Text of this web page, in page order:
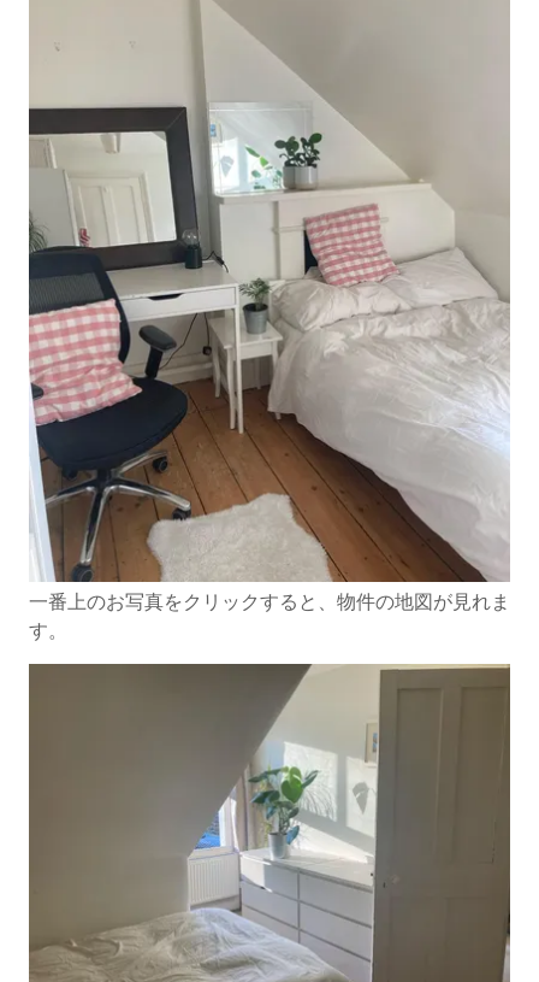
一番上のお写真をクリックすると、物件の地図が見れま
す。